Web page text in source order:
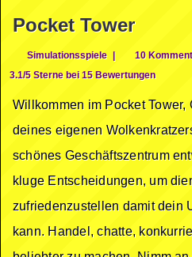
Pocket Tower
Simulationsspiele | 10
3.1/5 Sterne bei 15 Bewertungen
Willkommen im Pocket
deines eigenen
schönes Geschäftszentrum
kluge Entscheidungen, um
zufriedenzustellen damit dein
kann. Handel, chatte,